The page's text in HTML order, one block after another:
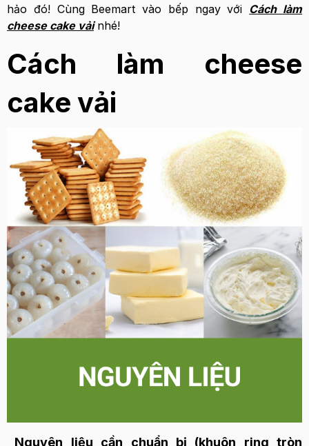
hảo đó! Cùng Beemart vào bếp ngay với Cách làm
cheese cake vảinhé!
Cách làm cheese
cake vải
Nguyên liệu cần chuẩn bị (khuôn ring tròn